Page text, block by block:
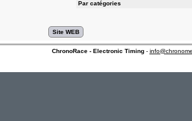
Par catégories
ChronoRace - Electronic Timing-